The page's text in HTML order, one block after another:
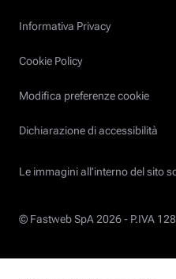
Informativa Privacy
Cookie Policy
Modifica preferenze cookie
Dichiarazione di accessibilità
Le immagini all’interno del sito
© Fastweb SpA 2026 - P.IVA